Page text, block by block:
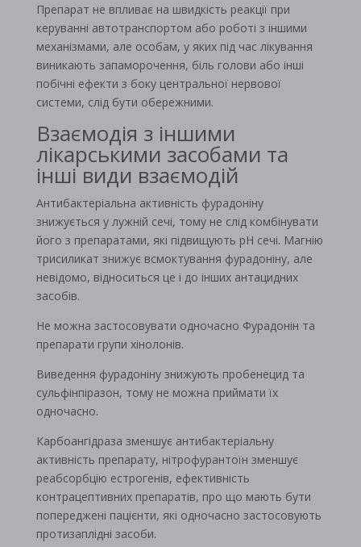
Препарат не впливає на швидкість реакції при
керуванні автотранспортом або роботі з іншими
механізмами, але особам, у яких під час лікування
виникають запаморочення, біль голови або інші
побічні ефекти з боку центральної нервової
системи, слід бути обережними.
Взаємодія з іншими
лікарськими засобами та
інші види взаємодій
Антибактеріальна активність фурадоніну
знижується у лужній сечі, тому не слід комбінувати
його з препаратами, які підвищують рН сечі. Магнію
трисиликат знижує всмоктування фурадоніну, але
невідомо, відноситься це і до інших антацидних
засобів.
Не можна застосовувати одночасно Фурадонін та
препарати групи хінолонів.
Виведення фурадоніну знижують пробенецид та
сульфінпіразон, тому не можна приймати їх
одночасно.
Карбоангідраза зменшує антибактеріальну
активність препарату, нітрофурантоїн зменшує
реабсорбцію естрогенів, ефективність
контрацептивних препаратів, про що мають бути
попереджені пацієнти, які одночасно застосовують
протизаплідні засоби.